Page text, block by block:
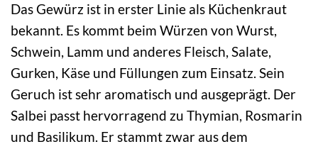
Das Gewürz ist in erster Linie als Küchenkraut
bekannt. Es kommt beim Würzen von Wurst,
Schwein, Lamm und anderes Fleisch, Salate,
Gurken, Käse und Füllungen zum Einsatz. Sein
Geruch ist sehr aromatisch und ausgeprägt. Der
Salbei passt hervorragend zu Thymian, Rosmarin
und Basilikum. Er stammt zwar aus dem